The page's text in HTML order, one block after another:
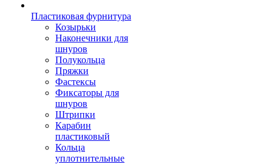
Пластиковая фурнитура
Козырьки
Наконечники для
шнуров
Полукольца
Пряжки
Фастексы
Фиксаторы для
шнуров
Штрипки
Карабин
пластиковый
Кольца
уплотнительные